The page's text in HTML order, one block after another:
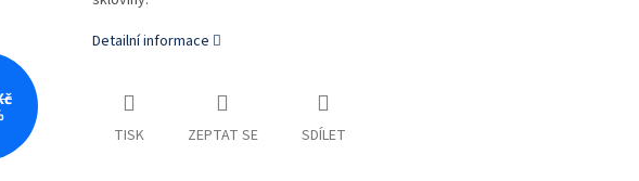
Detailní informace
TISK ZEPTAT SE SDÍLET